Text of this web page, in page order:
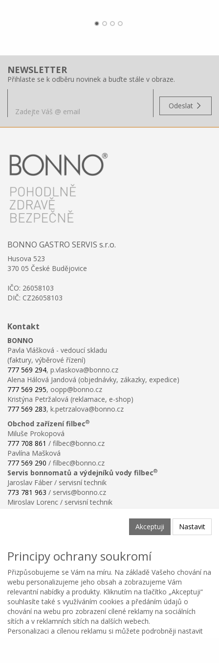
NEWSLETTER
Přihlaste se k odběru novinek a buďte stále v obraze.
Odeslat
BONNO GASTRO SERVIS s.r.o.
Husova 523
370 05 České Budějovice
IČO: 26058103
DIČ: CZ26058103
Kontakt
BONNO
Pavla Vlášková - vedoucí skladu
(faktury, výběrové řízení)
777 569 294, p.vlaskova@bonno.cz
Alena Hálová Jandová (objednávky, zákazky, expedice)
777 569 295, oopp@bonno.cz
Kristýna Petržalová (reklamace, e-shop)
777 569 283, k.petrzalova@bonno.cz
Obchod zařízení filbec®
Miluše Prokopová
777 708 861 / filbec@bonno.cz
Pavlína Mašková
777 569 290 / filbec@bonno.cz
Servis bonnomatů a výdejníků vody filbec®
Jaroslav Fáber / servisní technik
773 781 963 / servis@bonno.cz
Miroslav Lorenc / servisní technik
Ochrana osobních údajů
Poučení o právu na odstoupení od smlouvy
Reklamační řád
Reklamační protokol ke stažení
Velikostní tabulka
Nastavení soukromí
Odstoupení od smlouvy
Copyright © BONNO GASTRO SERVIS s.r.o. 2026
Kategorie Oblíbené Menu Košík
Akceptuji Nastavit
Principy ochrany soukromí
Přizpůsobujeme se Vám na míru. Na základě Vašeho chování na
webu personalizujeme jeho obsah a zobrazujeme Vám
relevantní nabídky a produkty. Kliknutím na tlačítko „Akceptuji“
souhlasíte také s využíváním cookies a předáním údajů o
chování na webu pro zobrazení cílené reklamy na sociálních
sítích a v reklamních sítích na dalších webech.
Personalizaci a cílenou reklamu si můžete podrobněji nastavit